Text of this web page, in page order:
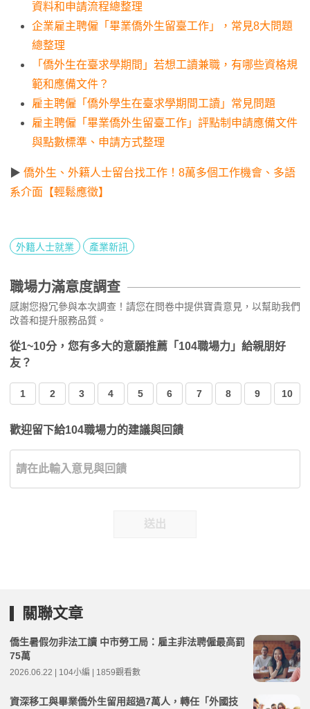
資料和申請流程總整理
企業雇主聘僱「畢業僑外生留臺工作」，常見8大問題
總整理
「僑外生在臺求學期間」若想工讀兼職，有哪些資格規
範和應備文件？
雇主聘僱「僑外學生在臺求學期間工讀」常見問題
雇主聘僱「畢業僑外生留臺工作」評點制申請應備文件
與點數標準、申請方式整理
▶ 僑外生、外籍人士留台找工作！8萬多個工作機會、多語
系介面【輕鬆應徵】
外籍人士就業 產業新訊
職場力滿意度調查
感謝您撥冗參與本次調查！請您在問卷中提供寶貴意見，以幫助我們
改善和提升服務品質。
從1~10分，您有多大的意願推薦「104職場力」給親朋好
友？
1 2 3 4 5 6 7 8 9 10
歡迎留下給104職場力的建議與回饋
送出
關聯文章
僑生暑假勿非法工讀 中市勞工局：雇主非法聘僱最高罰
75萬
2026.06.22 | 104小編 | 1859觀看數
資深移工與畢業僑外生留用超過7萬人，轉任「外國技